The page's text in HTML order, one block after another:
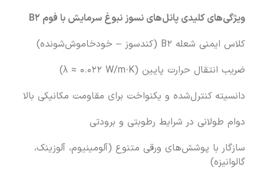
ویژگی‌های کلیدی پانل‌های نسوز نبوغ سرمایش با فوم B۲
کلاس ایمنی شعله B۲ (کندسوز – خودخاموش‌شونده)
ضریب انتقال حرارت پایین (λ ≈ ۰.۰۲۲ W/m·K)
دانسیته کنترل‌شده و یکنواخت برای مقاومت مکانیکی بالا
دوام طولانی در شرایط رطوبتی و برودتی
سازگار با پوشش‌های ورقی متنوع (آلومینیوم، آلوزینک،
گالوانیزه)